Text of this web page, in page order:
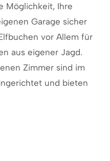
Möglichkeit, Ihre
Garage sicher
vor Allem für
aus eigener Jagd.
Zimmer sind im
und bieten